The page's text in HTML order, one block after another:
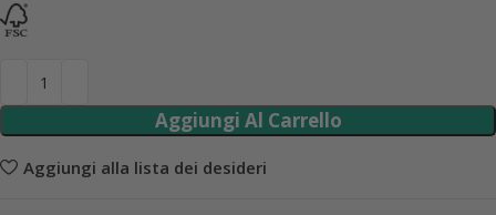
◉Prodotto artigianale MADE IN ITALY
Aggiungi Al Carrello